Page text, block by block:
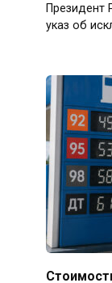
Президент
указ об